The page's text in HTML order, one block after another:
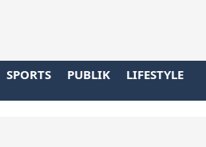
SPORTS PUBLIK LIFESTYLE